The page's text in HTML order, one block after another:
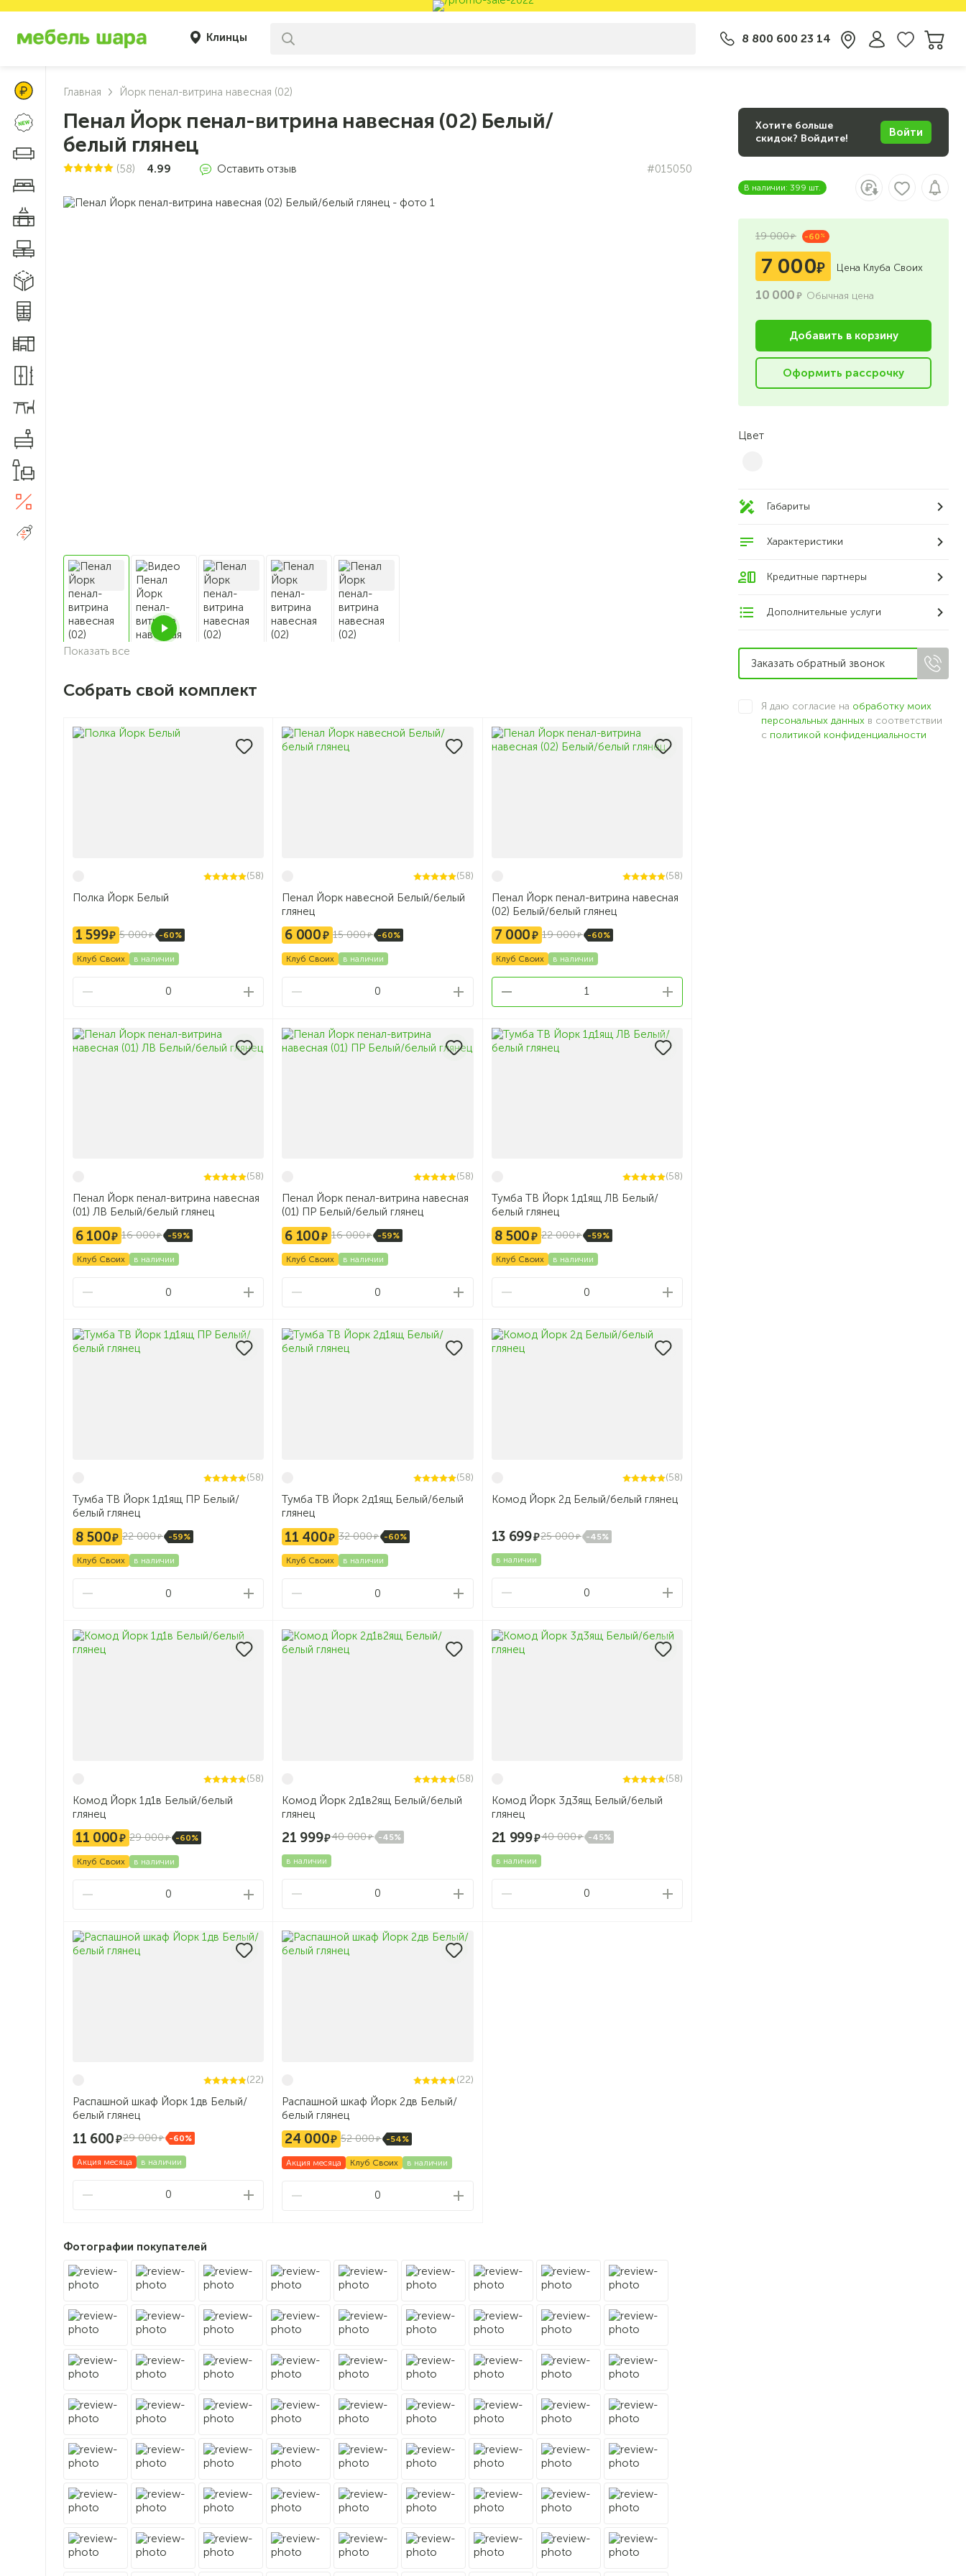
Клинцы 8 800 600 23 14
Цены Клуба Своих
Новинки
Диваны и кресла
Главная Йорк пенал-витрина навесная (02)
Пенал Йорк пенал-витрина навесная (02) Белый/
белый глянец
(58) 4.99 Оставить отзыв #015050
Показать все
Собрать свой комплект
(58)
Полка Йорк Белый
1 599 5 000 -60%
Клуб Своих в наличии
0
(58)
Пенал Йорк навесной Белый/белый
глянец
6 000 15 000 -60%
Клуб Своих в наличии
0
(58)
Пенал Йорк пенал-витрина навесная
(02) Белый/белый глянец
7 000 19 000 -60%
Клуб Своих в наличии
1
(58)
Пенал Йорк пенал-витрина навесная
(01) ЛВ Белый/белый глянец
6 100 16 000 -59%
Клуб Своих в наличии
0
(58)
Пенал Йорк пенал-витрина навесная
(01) ПР Белый/белый глянец
6 100 16 000 -59%
Клуб Своих в наличии
0
(58)
Тумба ТВ Йорк 1д1ящ ЛВ Белый/
белый глянец
8 500 22 000 -59%
Клуб Своих в наличии
0
(58)
Тумба ТВ Йорк 1д1ящ ПР Белый/
белый глянец
8 500 22 000 -59%
Клуб Своих в наличии
0
(58)
Тумба ТВ Йорк 2д1ящ Белый/белый
глянец
11 400 32 000 -60%
Клуб Своих в наличии
0
(58)
Комод Йорк 2д Белый/белый глянец
13 699 25 000 -45%
в наличии
0
(58)
Комод Йорк 1д1в Белый/белый
глянец
11 000 29 000 -60%
Клуб Своих в наличии
0
(58)
Комод Йорк 2д1в2ящ Белый/белый
глянец
21 999 40 000 -45%
в наличии
0
(58)
Комод Йорк 3д3ящ Белый/белый
глянец
21 999 40 000 -45%
в наличии
0
(22)
Распашной шкаф Йорк 1дв Белый/
белый глянец
11 600 29 000 -60%
Акция месяца в наличии
0
(22)
Распашной шкаф Йорк 2дв Белый/
белый глянец
24 000 52 000 -54%
Акция месяца Клуб Своих в наличии
0
Фотографии покупателей
Хотите больше
скидок? Войдите!
Войти
В наличии: 399 шт.
19 000 -60 %
7 000 Цена Клуба Своих
10 000 Обычная цена
Добавить в корзину
Оформить рассрочку
Цвет
Габариты
Характеристики
Кредитные партнеры
Дополнительные услуги
Я даю согласие на обработку моих
персональных данных в соответствии
с политикой конфиденциальности